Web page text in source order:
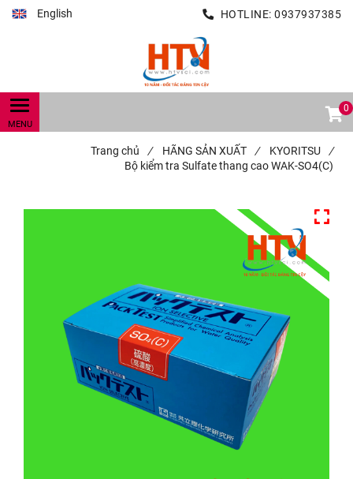
English HOTLINE: 0937937385
0
Trang chủ / HÃNG SẢN XUẤT / KYORITSU
/
Bộ kiểm tra Sulfate thang cao WAK-SO4(C)